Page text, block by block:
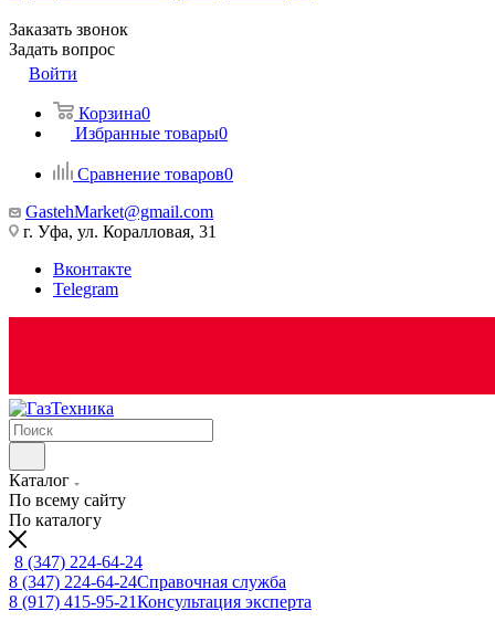
Заказать звонок
Задать вопрос
Войти
Корзина0
Избранные товары0
Сравнение товаров0
GastehMarket@gmail.com
г. Уфа, ул. Коралловая, 31
Вконтакте
Telegram
Каталог
По всему сайту
По каталогу
8 (347) 224-64-24
8 (347) 224-64-24Справочная служба
8 (917) 415-95-21Консультация эксперта